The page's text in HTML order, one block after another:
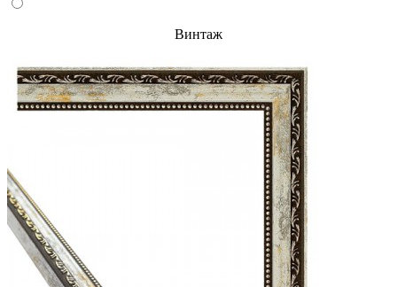
Винтаж